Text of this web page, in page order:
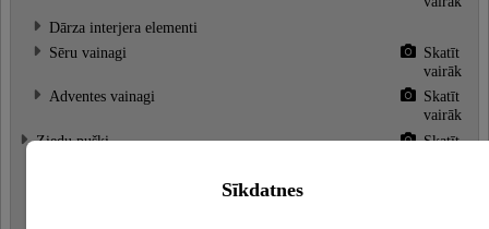
Dārza interjera elementi
Sēru vainagi
Skatīt
vairāk
Adventes vainagi
Skatīt
vairāk
Ziedu pušķi
Skatīt
Sīkdatnes